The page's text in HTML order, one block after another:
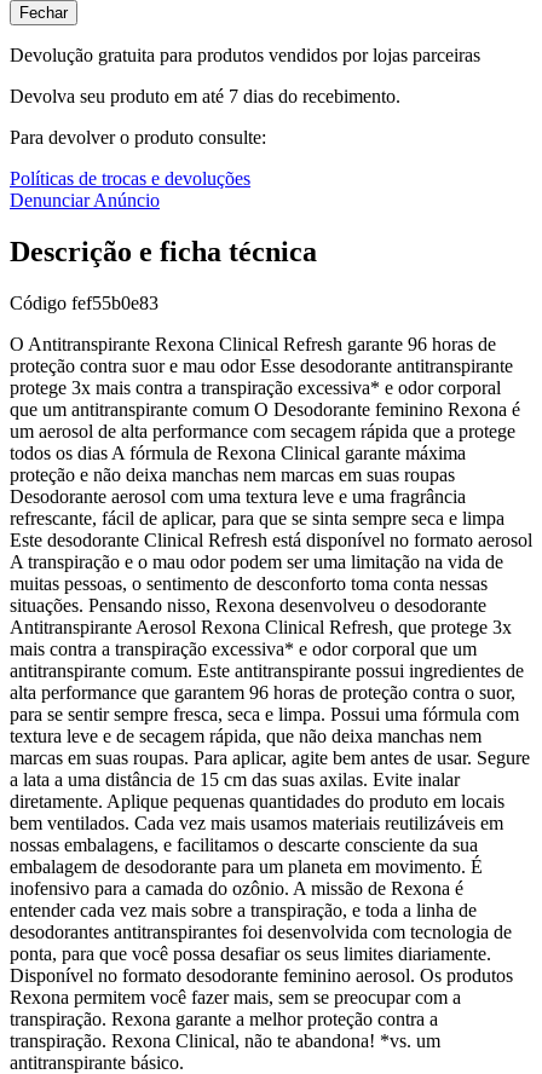
Fechar
Devolução gratuita para produtos vendidos por lojas parceiras
Devolva seu produto em até 7 dias do recebimento.
Para devolver o produto consulte:
Políticas de trocas e devoluções
Denunciar Anúncio
Descrição e ficha técnica
Código fef55b0e83
O Antitranspirante Rexona Clinical Refresh garante 96 horas de
proteção contra suor e mau odor Esse desodorante antitranspirante
protege 3x mais contra a transpiração excessiva* e odor corporal
que um antitranspirante comum O Desodorante feminino Rexona é
um aerosol de alta performance com secagem rápida que a protege
todos os dias A fórmula de Rexona Clinical garante máxima
proteção e não deixa manchas nem marcas em suas roupas
Desodorante aerosol com uma textura leve e uma fragrância
refrescante, fácil de aplicar, para que se sinta sempre seca e limpa
Este desodorante Clinical Refresh está disponível no formato aerosol
A transpiração e o mau odor podem ser uma limitação na vida de
muitas pessoas, o sentimento de desconforto toma conta nessas
situações. Pensando nisso, Rexona desenvolveu o desodorante
Antitranspirante Aerosol Rexona Clinical Refresh, que protege 3x
mais contra a transpiração excessiva* e odor corporal que um
antitranspirante comum. Este antitranspirante possui ingredientes de
alta performance que garantem 96 horas de proteção contra o suor,
para se sentir sempre fresca, seca e limpa. Possui uma fórmula com
textura leve e de secagem rápida, que não deixa manchas nem
marcas em suas roupas. Para aplicar, agite bem antes de usar. Segure
a lata a uma distância de 15 cm das suas axilas. Evite inalar
diretamente. Aplique pequenas quantidades do produto em locais
bem ventilados. Cada vez mais usamos materiais reutilizáveis em
nossas embalagens, e facilitamos o descarte consciente da sua
embalagem de desodorante para um planeta em movimento. É
inofensivo para a camada do ozônio. A missão de Rexona é
entender cada vez mais sobre a transpiração, e toda a linha de
desodorantes antitranspirantes foi desenvolvida com tecnologia de
ponta, para que você possa desafiar os seus limites diariamente.
Disponível no formato desodorante feminino aerosol. Os produtos
Rexona permitem você fazer mais, sem se preocupar com a
transpiração. Rexona garante a melhor proteção contra a
transpiração. Rexona Clinical, não te abandona! *vs. um
antitranspirante básico.